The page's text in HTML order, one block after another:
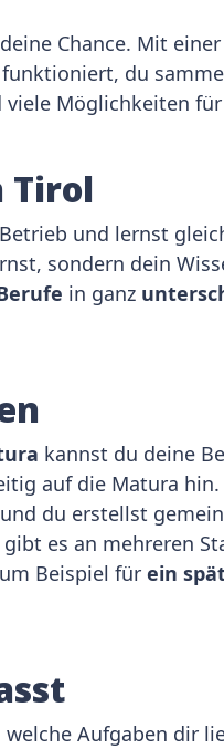
Chance. Mit
du
Möglichkeiten
Tirol
und lernst
sondern dein
in ganz
kannst du deine
auf die Matura
du erstellst
es an mehreren
Beispiel für ein
Aufgaben dir